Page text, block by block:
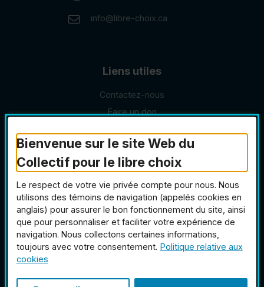
Bienvenue sur le site Web du
Collectif pour le libre choix
Le respect de votre vie privée compte pour nous. Nous
utilisons des témoins de navigation (appelés cookies en
anglais) pour assurer le bon fonctionnement du site, ainsi
que pour personnaliser et faciliter votre expérience de
navigation. Nous collectons certaines informations,
toujours avec votre consentement. Politique relative aux
cookies
Courriel:
info@libre-choix.ca
Liens utiles
Contactez-nous
Faire un don(actuellement
Accessibilité
Politique de confidentialité
Copyright © 2026 Collectif pour le Libre Choix. Tous droits
réservés.